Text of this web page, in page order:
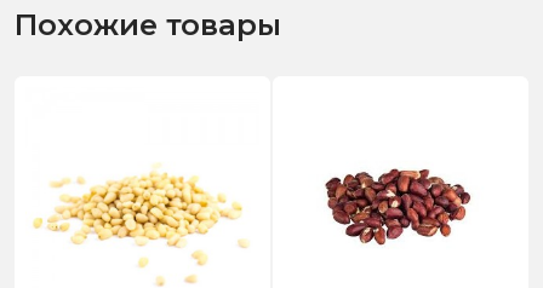
Похожие товары